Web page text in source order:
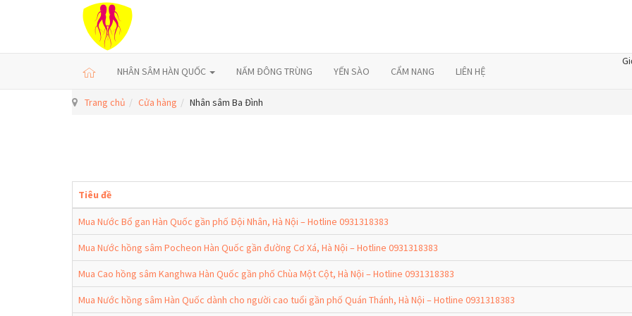
NHÂN SÂM HÀN QUỐC NẤM ĐÔNG TRÙNG YẾN SÀO CẨM NANG LIÊN HỆ
Trang chủ Cửa hàng Nhân sâm Ba Đình
Tiêu đề
Mua Nước Bổ gan Hàn Quốc gần phố Đội Nhân, Hà Nội – Hotline 0931318383
Mua Nước hồng sâm Pocheon Hàn Quốc gần đường Cơ Xá, Hà Nội – Hotline 0931318383
Mua Cao hồng sâm Kanghwa Hàn Quốc gần phố Chùa Một Cột, Hà Nội – Hotline 0931318383
Mua Nước hồng sâm Hàn Quốc dành cho người cao tuổi gần phố Quán Thánh, Hà Nội – Hotline 0931318383